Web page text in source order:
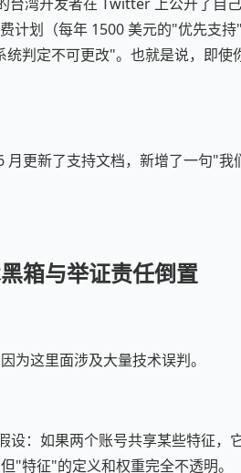
计划（每年 1500 美元的"优先支
判定不可更改"。也就是说，即使
更新了支持文档，新增了一句"我
箱与举证责任倒置
为这里面涉及大量技术误判。
设：如果两个账号共享某些特征，
"特征"的定义和权重完全不透明。